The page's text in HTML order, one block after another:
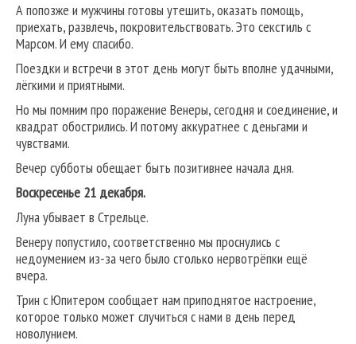
А попозже и мужчины готовы утешить, оказать помощь,
приехать, развлечь, покровительствовать. Это секстиль с
Марсом. И ему спасибо.
Поездки и встречи в этот день могут быть вполне удачными,
лёгкими и приятными.
Но мы помним про поражение Венеры, сегодня и соединение, и
квадрат обострились. И потому аккуратнее с деньгами и
чувствами.
Вечер субботы обещает быть позитивнее начала дня.
Воскресенье 21 декабря.
Луна убывает в Стрельце.
Венеру попустило, соответственно мы проснулись с
недоумением из-за чего было столько нервотрёпки ещё
вчера.
Трин с Юпитером сообщает нам приподнятое настроение,
которое только может случиться с нами в день перед
новолунием.